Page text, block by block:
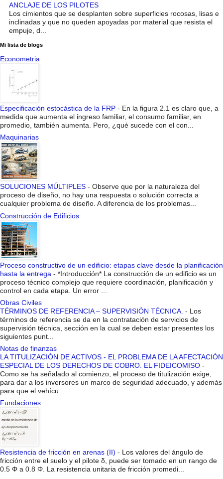
ANCLAJE DE LOS PILOTES
Los cimientos que se desplanten sobre superficies rocosas, lisas e
inclinadas y que no queden apoyadas por material que resista el
empuje, d...
Mi lista de blogs
Econometria
Especificación estocástica de la FRP - En la figura 2.1 es claro que, a
medida que aumenta el ingreso familiar, el consumo familiar, en
promedio, también aumenta. Pero, ¿qué sucede con el con...
Maquinarias
SOLUCIONES MÚLTIPLES - Observe que por la naturaleza del
proceso de diseño, no hay una respuesta o solución correcta a
cualquier problema de diseño. A diferencia de los problemas...
Construcción de Edificios
Proceso constructivo de un edificio: etapas clave desde la planificación
hasta la entrega - *Introducción* La construcción de un edificio es un
proceso técnico complejo que requiere coordinación, planificación y
control en cada etapa. Un error ...
Obras Civiles
TÉRMINOS DE REFERENCIA – SUPERVISIÓN TÉCNICA. - Los
términos de referencia se da en la contratación de servicios de
supervisión técnica, sección en la cual se deben estar presentes los
siguientes punt...
Notas de finanzas
LA TITULIZACIÓN DE ACTIVOS - EL PROBLEMA DE LA AFECTACIÓN
ESPECIAL DE LOS DERECHOS DE COBRO. EL FIDEICOMISO -
Como se ha señalado al comienzo, el proceso de titulización exige,
para dar a los inversores un marco de seguridad adecuado, y además
para que el vehícu...
Fundaciones
Resistencia de fricción en arenas (II) - Los valores del ángulo de
fricción entre el suelo y el pilote δ, puede ser tomado en un rango de
0.5 Φ a 0.8 Φ. La resistencia unitaria de fricción promedi...